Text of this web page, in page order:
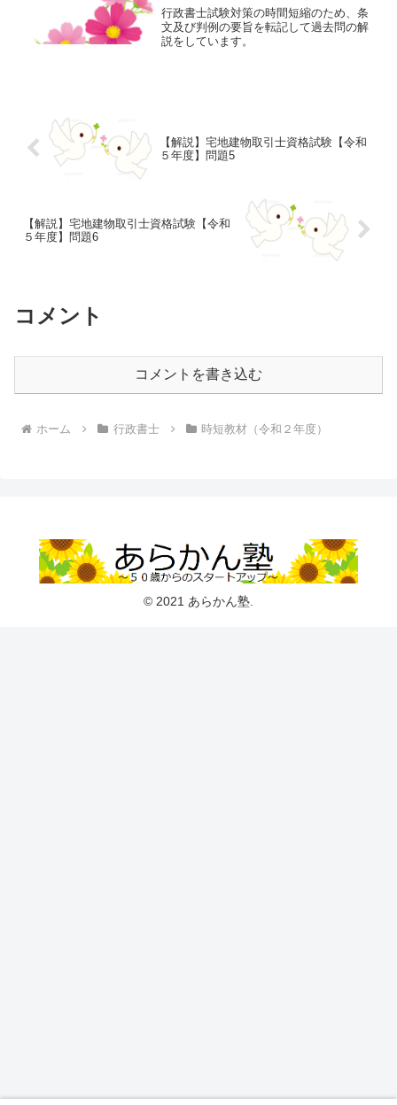
行政書士試験対策の時間短縮のため、条
文及び判例の要旨を転記して過去問の解
説をしています。
【解説】宅地建物取引士資格試験【令和
５年度】問題5
【解説】宅地建物取引士資格試験【令和
５年度】問題6
コメント
コメントを書き込む
ホーム 行政書士 時短教材（令和２年度）
© 2021 あらかん塾.